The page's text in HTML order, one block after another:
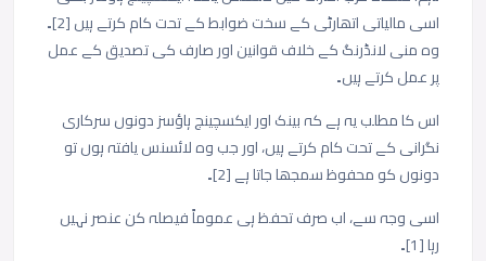
اسی مالیاتی اتھارٹی کے سخت ضوابط کے تحت کام کرتے ہیں [2]۔
وہ منی لانڈرنگ کے خلاف قوانین اور صارف کی تصدیق کے عمل
پر عمل کرتے ہیں۔
اس کا مطلب یہ ہے کہ بینک اور ایکسچینج ہاؤسز دونوں سرکاری
نگرانی کے تحت کام کرتے ہیں، اور جب وہ لائسنس یافتہ ہوں تو
دونوں کو محفوظ سمجھا جاتا ہے [2]۔
اسی وجہ سے، اب صرف تحفظ ہی عموماً فیصلہ کن عنصر نہیں
رہا [1]۔